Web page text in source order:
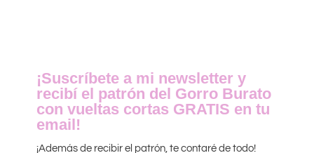
¡Suscríbete a mi newsletter y
recibí el patrón del Gorro Burato
con vueltas cortas GRATIS en tu
email!
¡Además de recibir el patrón, te contaré de todo!